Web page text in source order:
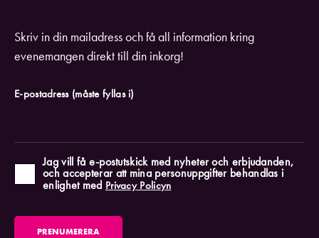
Skriv in din mailadress och få all information kring
evenemangen direkt till din inkorg!
E-postadress (måste fyllas i)
Jag vill få e-postutskick med nyheter och erbjudanden,
och accepterar att mina personuppgifter behandlas i
enlighet med Privacy Policyn
PRENUMERERA